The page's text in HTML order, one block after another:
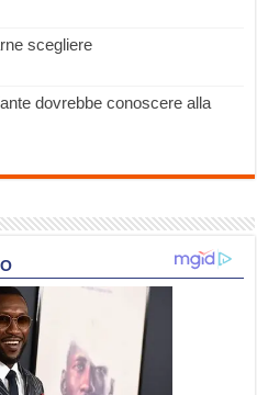
scegliere
dovrebbe conoscere alla